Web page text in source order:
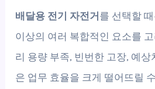
배달용 전기 자전거 를 선택할
이상의 여러 복합적인 요소를
리 용량 부족, 빈번한 고장, 예
은 업무 효율을 크게 떨어뜨릴